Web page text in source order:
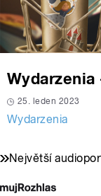
Wydarzenia
25. leden 2023
Wydarzenia
Největší